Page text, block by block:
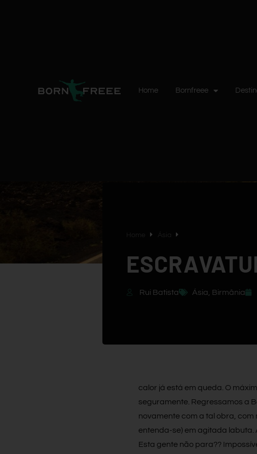
Home Bornfreee
Rui Batista Ásia Birmânia
calor já está em queda. O
seguramente. Regressamos a
novamente com a tal obra,
entenda-se) em agitada labuta.
Esta gente não para??